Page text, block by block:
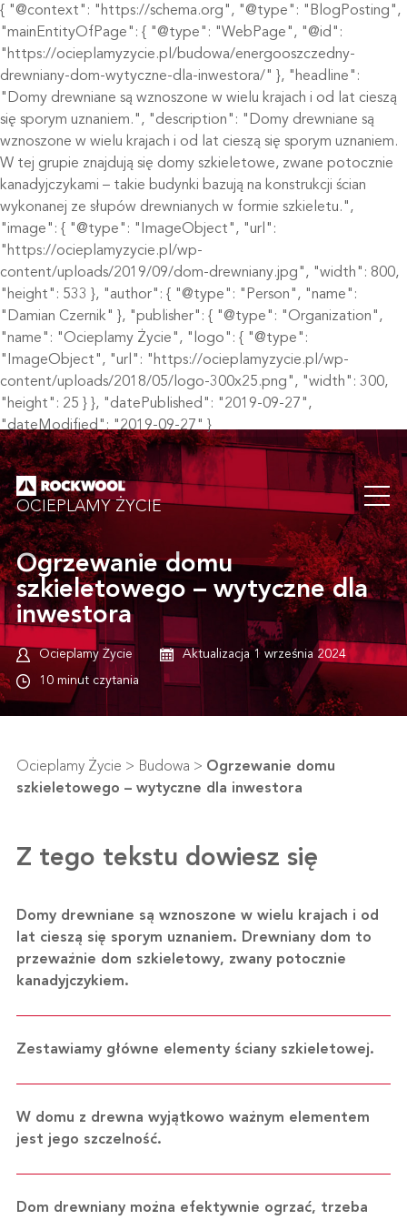
{ "@context": "https://schema.org", "@type": "BlogPosting",
"mainEntityOfPage": { "@type": "WebPage", "@id":
"https://ocieplamyzycie.pl/budowa/energooszczedny-
drewniany-dom-wytyczne-dla-inwestora/" }, "headline":
"Domy drewniane są wznoszone w wielu krajach i od lat cieszą
się sporym uznaniem.", "description": "Domy drewniane są
wznoszone w wielu krajach i od lat cieszą się sporym uznaniem.
W tej grupie znajdują się domy szkieletowe, zwane potocznie
kanadyjczykami – takie budynki bazują na konstrukcji ścian
wykonanej ze słupów drewnianych w formie szkieletu.",
"image": { "@type": "ImageObject", "url":
"https://ocieplamyzycie.pl/wp-
content/uploads/2019/09/dom-drewniany.jpg", "width": 800,
"height": 533 }, "author": { "@type": "Person", "name":
"Damian Czernik" }, "publisher": { "@type": "Organization",
"name": "Ocieplamy Życie", "logo": { "@type":
"ImageObject", "url": "https://ocieplamyzycie.pl/wp-
content/uploads/2018/05/logo-300x25.png", "width": 300,
"height": 25 } }, "datePublished": "2019-09-27",
"dateModified": "2019-09-27" }
OCIEPLAMY ŻYCIE
Ogrzewanie domu
szkieletowego – wytyczne dla
inwestora
Ocieplamy Życie Aktualizacja 1 września 2024
10 minut czytania
Ocieplamy Życie > Budowa > Ogrzewanie domu
szkieletowego – wytyczne dla inwestora
Z tego tekstu dowiesz się
Domy drewniane są wznoszone w wielu krajach i od
lat cieszą się sporym uznaniem. Drewniany dom to
przeważnie dom szkieletowy, zwany potocznie
kanadyjczykiem.
Zestawiamy główne elementy ściany szkieletowej.
W domu z drewna wyjątkowo ważnym elementem
jest jego szczelność.
Dom drewniany można efektywnie ogrzać, trzeba